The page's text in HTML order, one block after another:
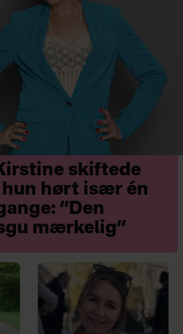
skiftede
hun hørt især én
”Den
mærkelig”